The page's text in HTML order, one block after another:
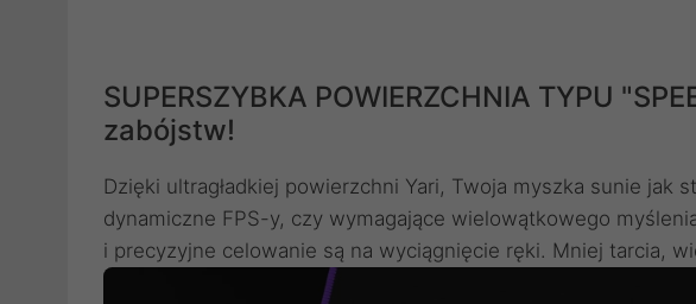
SUPERSZYBKA POWIERZCHNIA TYPU
zabójstw!
Dzięki ultragładkiej powierzchni Yari, Twoja myszka sunie jak
dynamiczne FPS-y, czy wymagające wielowątkowego
i precyzyjne celowanie są na wyciągnięcie ręki. Mniej tarcia,